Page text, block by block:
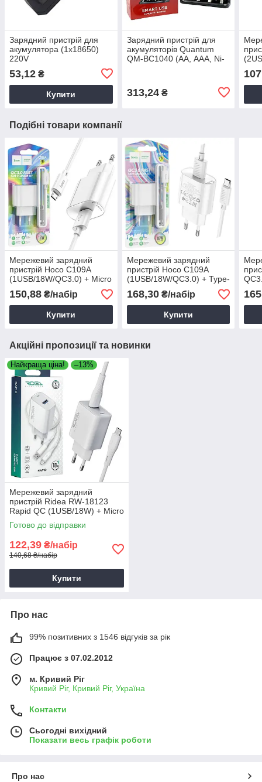
Зарядний пристрій для
акумулятора (1х18650)
220V
53,12 ₴
Купити
Зарядний пристрій для
акумуляторів Quantum
QM-BC1040 (АА, ААА, Ni-
313,24₴
Подібні товари компанії
Мережевий зарядний
пристрій Hoco C109A
(1USB/18W/QC3.0) + Micro
білий, зарядний пристрій
для телефону
150,88 ₴/набір
Купити
Мережевий зарядний
пристрій Hoco C109A
(1USB/18W/QC3.0) + Type-
C білий, зарядний
пристрій для телефону
168,30₴/набір
Купити
Акційні пропозиції та новинки
Найкраща ціна! –13%
Мережевий зарядний
пристрій Ridea RW-18123
Rapid QC (1USB/18W) + Micro
білий, блок живлення для
смартфона
Готово до відправки
122,39 ₴/набір
140,68 ₴/набір
Купити
Про нас
99% позитивних з 1546 відгуків за рік
Працює з 07.02.2012
м. Кривий Ріг
Кривий Ріг, Кривий Ріг, Україна
Контакти
Сьогодні вихідний
Показати весь графік роботи
Про нас